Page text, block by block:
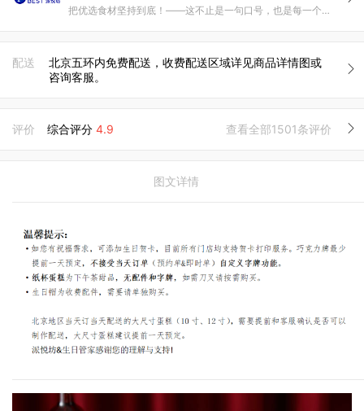
把优选食材坚持到底！——这不止是一句口号，也是每一个派悦坊人每天在做的事情。
配送
北京五环内免费配送，收费配送区域详见商品详情图或
咨询客服。
评价 综合评分 4.9 查看全部1501条评价
图文详情